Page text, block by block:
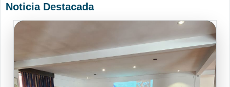
Noticia Destacada